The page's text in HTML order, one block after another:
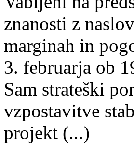
znanosti z
marginah in
3. februarja ob
Sam strateški
vzpostavitve
projekt (...)